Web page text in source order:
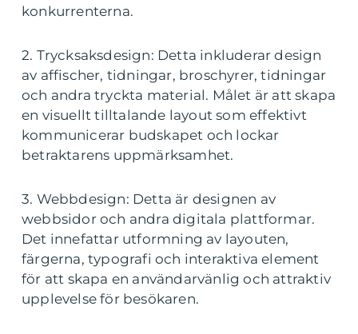
konkurrenterna.
2. Trycksaksdesign: Detta inkluderar design
av affischer, tidningar, broschyrer, tidningar
och andra tryckta material. Målet är att skapa
en visuellt tilltalande layout som effektivt
kommunicerar budskapet och lockar
betraktarens uppmärksamhet.
3. Webbdesign: Detta är designen av
webbsidor och andra digitala plattformar.
Det innefattar utformning av layouten,
färgerna, typografi och interaktiva element
för att skapa en användarvänlig och attraktiv
upplevelse för besökaren.